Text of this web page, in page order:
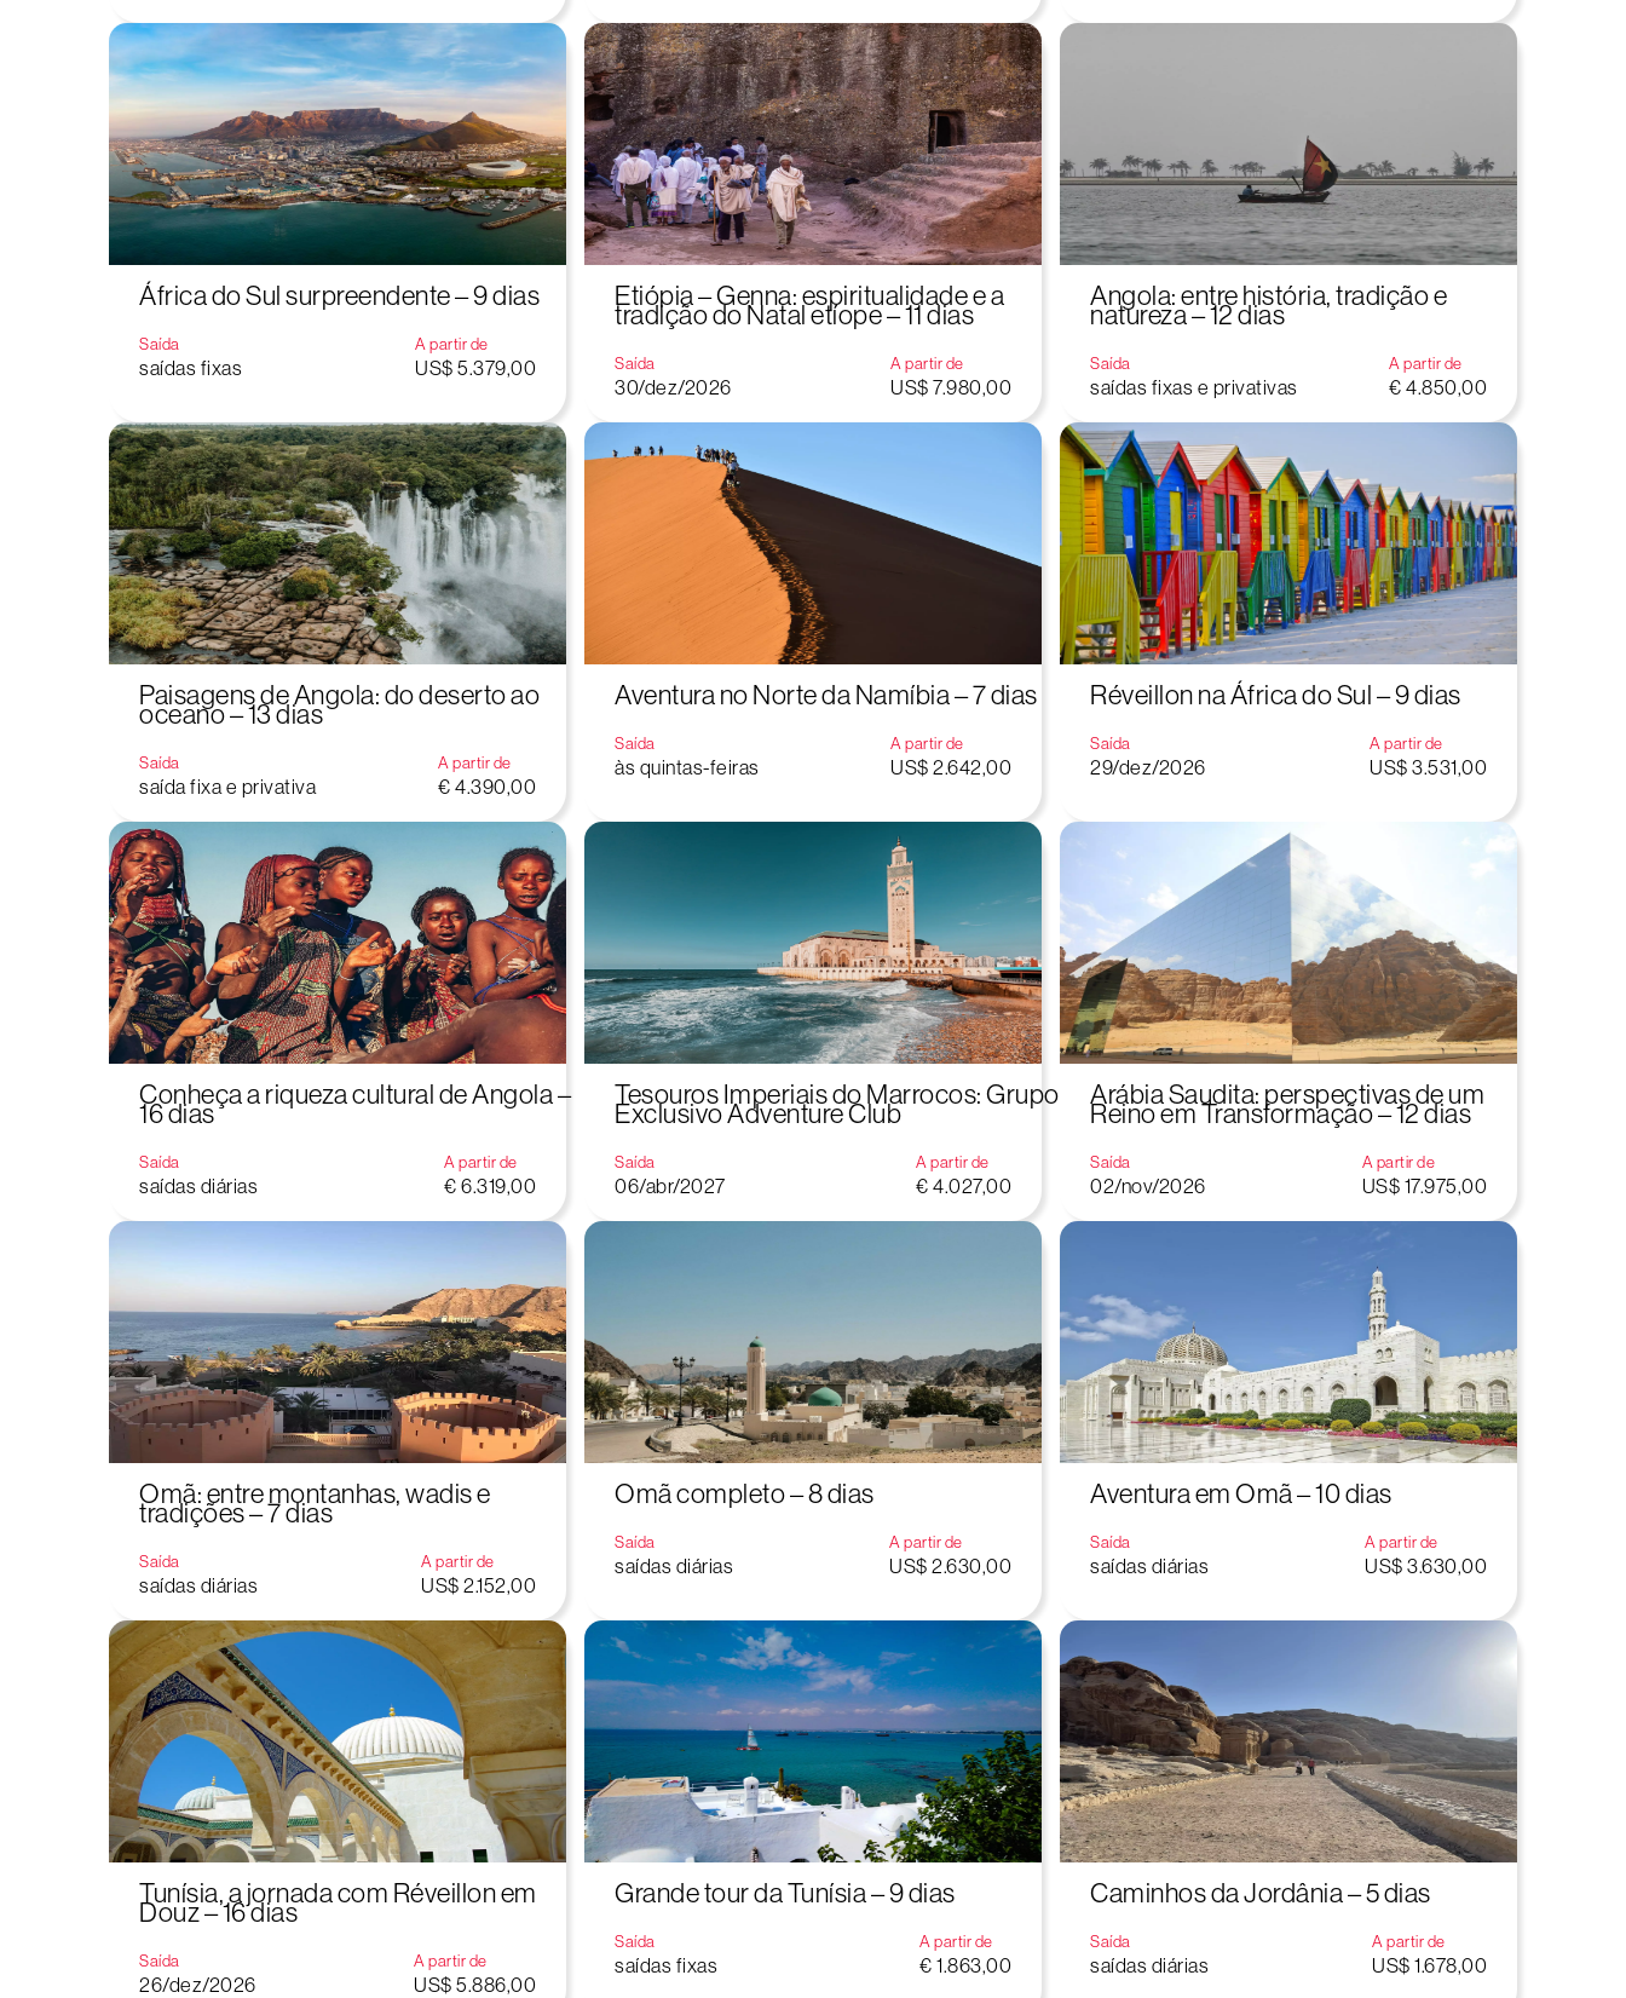
Aperte "Enter" para buscar ou "ESC" para fechar
África do Sul surpreendente – 9 dias
Saída
saídas fixas
A partir de
US$ 5.379,00
Etiópia – Genna: espiritualidade e a
tradição do Natal etíope – 11 dias
Saída
30/dez/2026
A partir de
US$ 7.980,00
Angola: entre história, tradição e
natureza – 12 dias
Saída
saídas fixas e privativas
A partir de
€ 4.850,00
Paisagens de Angola: do deserto ao
oceano – 13 dias
Saída
saída fixa e privativa
A partir de
€ 4.390,00
Aventura no Norte da Namíbia – 7 dias
Saída
às quintas-feiras
A partir de
US$ 2.642,00
Réveillon na África do Sul – 9 dias
Saída
29/dez/2026
A partir de
US$ 3.531,00
Conheça a riqueza cultural de Angola –
16 dias
Saída
saídas diárias
A partir de
€ 6.319,00
Tesouros Imperiais do Marrocos: Grupo
Exclusivo Adventure Club
Saída
06/abr/2027
A partir de
€ 4.027,00
Arábia Saudita: perspectivas de um
Reino em Transformação – 12 dias
Saída
02/nov/2026
A partir de
US$ 17.975,00
Omã: entre montanhas, wadis e
tradições – 7 dias
Saída
saídas diárias
A partir de
US$ 2.152,00
Omã completo – 8 dias
Saída
saídas diárias
A partir de
US$ 2.630,00
Aventura em Omã – 10 dias
Saída
saídas diárias
A partir de
US$ 3.630,00
Tunísia, a jornada com Réveillon em
Douz – 16 dias
Saída
26/dez/2026
A partir de
US$ 5.886,00
Grande tour da Tunísia – 9 dias
Saída
saídas fixas
A partir de
€ 1.863,00
Caminhos da Jordânia – 5 dias
Saída
saídas diárias
A partir de
US$ 1.678,00